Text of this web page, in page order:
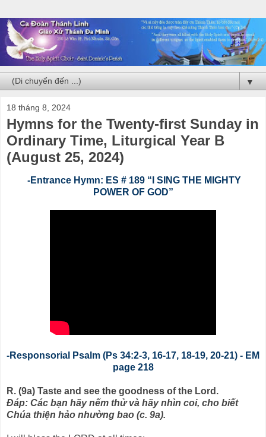
▼
18 tháng 8, 2024
Hymns for the Twenty-first Sunday in
Ordinary Time, Liturgical Year B
(August 25, 2024)
-Entrance Hymn: ES # 189 “I SING THE MIGHTY
POWER OF GOD”
-Responsorial Psalm (Ps 34:2-3, 16-17, 18-19, 20-21) - EM
page 218
R. (9a) Taste and see the goodness of the Lord.
Ðáp: Các bạn hãy nếm thử và hãy nhìn coi, cho biết
Chúa thiện hảo nhường bao (c. 9a).